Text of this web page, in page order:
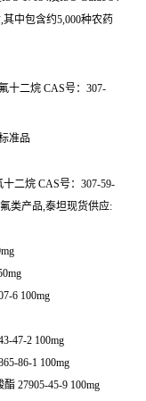
中包含约5,000种农药
十二烷 CAS号：307-
准品
二烷 CAS号：307-59-
类产品,泰坦现货供应:
6 100mg
47-2 100mg
86-1 100mg
27905-45-9 100mg